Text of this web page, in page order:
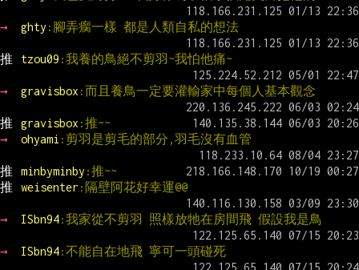
→ ghty :腳弄瘸一樣 都是人類自私的想法
推 tzou09 :我養的鳥絕不剪羽~我怕他痛~
→ gravisbox :而且養鳥一定要灌輸家中每個人基本觀念
推 gravisbox :推~~
→
ohyami :剪羽是剪毛的部分,羽毛沒有血管
推 minbyminby :推~~
推
weisenter :隔壁阿花好幸運@@
→ ISbn94:我家從不剪羽 照樣放牠在房間飛 假設我是鳥
→ ISbn94:不能自在地飛 寧可一頭碰死